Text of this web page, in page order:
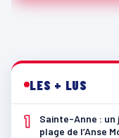
LES + LUS
1
Sainte-Anne : un
plage de l’Anse